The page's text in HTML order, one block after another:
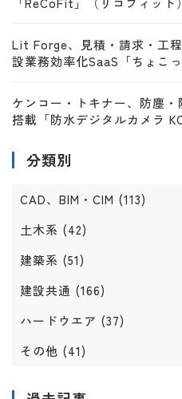
Lit Forge、見積・請求・工
設業務効率化SaaS「ちょこ
ケンコー・トキナー、防塵
搭載「防水デジタルカメラ
分類別
CAD、BIM・CIM (113)
土木系 (42)
建築系 (51)
建設共通 (166)
ハードウエア (37)
その他 (41)